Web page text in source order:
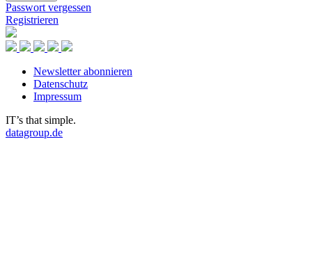
Passwort vergessen
Registrieren
Newsletter abonnieren
Datenschutz
Impressum
IT’s that simple.
datagroup.de